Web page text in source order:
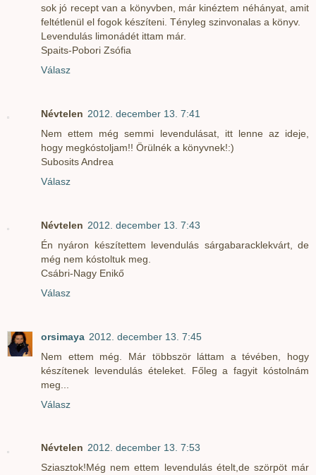
sok jó recept van a könyvben, már kinéztem néhányat, amit
feltétlenül el fogok készíteni. Tényleg szinvonalas a könyv.
Levendulás limonádét ittam már.
Spaits-Pobori Zsófia
Válasz
Névtelen 2012. december 13. 7:41
Nem ettem még semmi levendulásat, itt lenne az ideje,
hogy megkóstoljam!! Örülnék a könyvnek!:)
Subosits Andrea
Válasz
Névtelen 2012. december 13. 7:43
Én nyáron készítettem levendulás sárgabaracklekvárt, de
még nem kóstoltuk meg.
Csábri-Nagy Enikő
Válasz
orsimaya 2012. december 13. 7:45
Nem ettem még. Már többször láttam a tévében, hogy
készítenek levendulás ételeket. Főleg a fagyit kóstolnám
meg...
Válasz
Névtelen 2012. december 13. 7:53
Sziasztok!Még nem ettem levendulás ételt,de szörpöt már